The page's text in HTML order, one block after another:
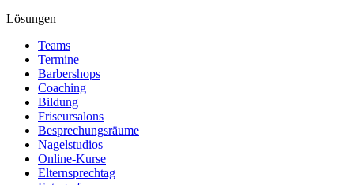
Lösungen
Teams
Termine
Barbershops
Coaching
Bildung
Friseursalons
Besprechungsräume
Nagelstudios
Online-Kurse
Elternsprechtag